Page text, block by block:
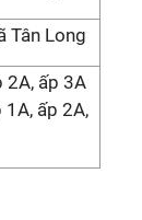
Tân Long
2A, ấp 3A
ấp 2A,